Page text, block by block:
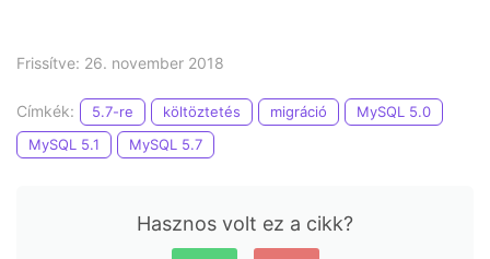
Frissítve: 26. november 2018
Címkék: 5.7-re költöztetés migráció
MySQL 5.0
MySQL 5.1
MySQL 5.7
Hasznos volt ez a cikk?